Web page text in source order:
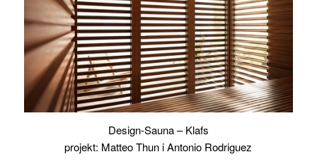
Design-Sauna – Klafs
projekt: Matteo Thun i Antonio Rodriguez